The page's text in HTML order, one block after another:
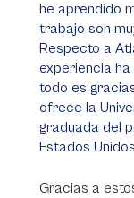
he aprendido
trabajo son
Respecto a
experiencia
todo es
ofrece la
graduada del
Estados
Gracias a